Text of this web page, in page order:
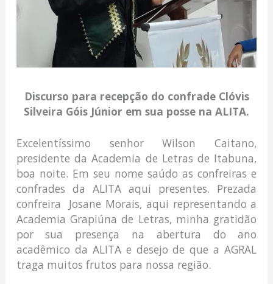
Discurso para recepção do confrade Clóvis
Silveira Góis Júnior em sua posse na ALITA.
Excelentíssimo senhor Wilson Caitano,
presidente da Academia de Letras de Itabuna,
boa noite. Em seu nome saúdo as confreiras e
confrades da ALITA aqui presentes. Prezada
confreira Josane Morais, aqui representando a
Academia Grapiúna de Letras, minha gratidão
por sua presença na abertura do ano
acadêmico da ALITA e desejo de que a AGRAL
traga muitos frutos para nossa região.